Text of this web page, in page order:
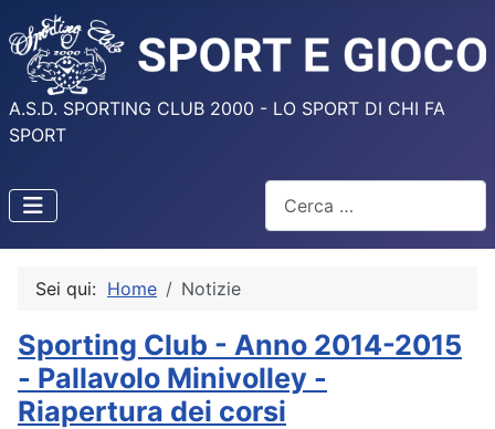
A.S.D. SPORTING CLUB 2000 - LO SPORT DI CHI FA
SPORT
Sei qui: Home Notizie
Sporting Club - Anno 2014-2015
- Pallavolo Minivolley -
Riapertura dei corsi